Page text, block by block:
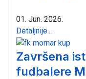
01. Jun. 2026.
Detaljnije...
Završena
fudbalere